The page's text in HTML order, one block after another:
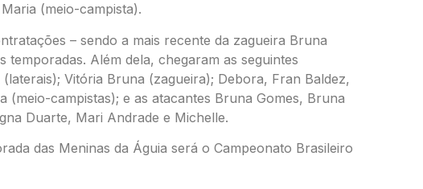
(meio-campista).
– sendo a mais recente da zagueira Bruna
Além dela, chegaram as seguintes
Vitória Bruna (zagueira); Debora, Fran Baldez,
(meio-campistas); e as atacantes Bruna Gomes, Bruna
Duarte, Mari Andrade e Michelle.
das Meninas da Águia será o Campeonato Brasileiro